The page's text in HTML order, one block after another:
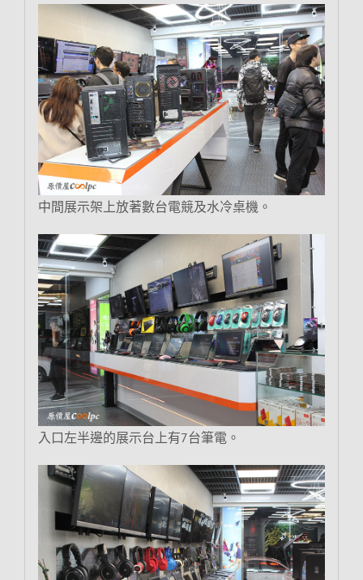
中間展示架上放著數台電競及水冷桌機。
入口左半邊的展示台上有7台筆電。